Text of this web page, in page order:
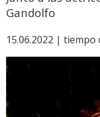
Gandolfo
15.06.2022 | tiempo